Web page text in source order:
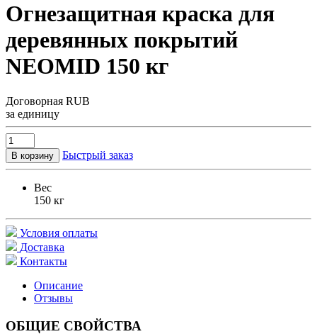
Огнезащитная краска для
деревянных покрытий
NEOMID 150 кг
Договорная RUB
за единицу
В корзину Быстрый заказ
Вес
150 кг
Условия оплаты
Доставка
Контакты
Описание
Отзывы
ОБЩИЕ СВОЙСТВА